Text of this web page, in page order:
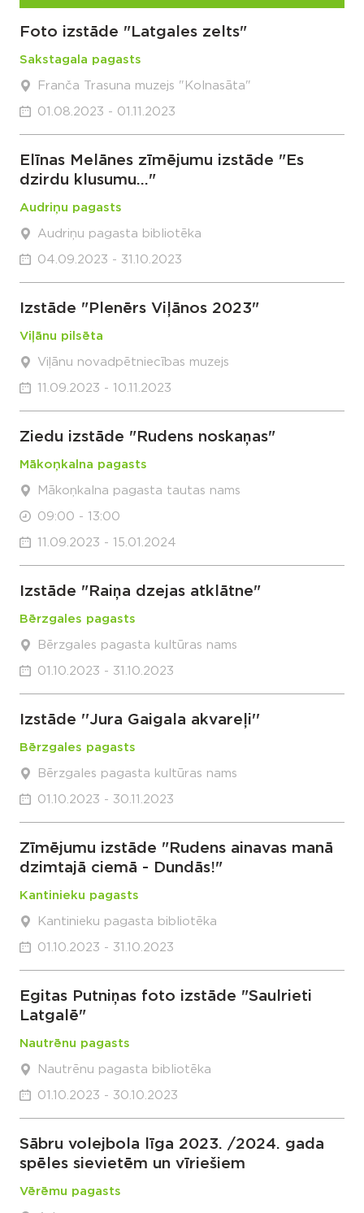
Foto izstāde "Latgales zelts"
Sakstagala pagasts
Franča Trasuna muzejs "Kolnasāta"
01.08.2023 - 01.11.2023
Elīnas Melānes zīmējumu izstāde "Es
dzirdu klusumu..."
Audriņu pagasts
Audriņu pagasta bibliotēka
04.09.2023 - 31.10.2023
Izstāde "Plenērs Viļānos 2023"
Viļānu pilsēta
Viļānu novadpētniecības muzejs
11.09.2023 - 10.11.2023
Ziedu izstāde "Rudens noskaņas"
Mākoņkalna pagasts
Mākoņkalna pagasta tautas nams
09:00 - 13:00
11.09.2023 - 15.01.2024
Izstāde "Raiņa dzejas atklātne"
Bērzgales pagasts
Bērzgales pagasta kultūras nams
01.10.2023 - 31.10.2023
Izstāde ''Jura Gaigala akvareļi''
Bērzgales pagasts
Bērzgales pagasta kultūras nams
01.10.2023 - 30.11.2023
Zīmējumu izstāde "Rudens ainavas manā
dzimtajā ciemā - Dundās!"
Kantinieku pagasts
Kantinieku pagasta bibliotēka
01.10.2023 - 31.10.2023
Egitas Putniņas foto izstāde "Saulrieti
Latgalē"
Nautrēnu pagasts
Nautrēnu pagasta bibliotēka
01.10.2023 - 30.10.2023
Sābru volejbola līga 2023. /2024. gada
spēles sievietēm un vīriešiem
Vērēmu pagasts